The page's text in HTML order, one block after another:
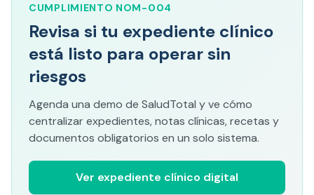
CUMPLIMIENTO NOM-004
Revisa si tu expediente clínico
está listo para operar sin
riesgos
Agenda una demo de SaludTotal y ve cómo
centralizar expedientes, notas clínicas, recetas y
documentos obligatorios en un solo sistema.
Ver expediente clínico digital